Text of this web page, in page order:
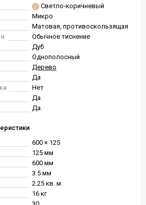
Светло-коричневый
Микро
Матовая, противоскользящая
Обычное тиснение
Дуб
Однополосный
Дерево
Да
Нет
Да
Да
600 × 125
125 мм
600 мм
3.5 мм
2.25 кв. м.
16 кг